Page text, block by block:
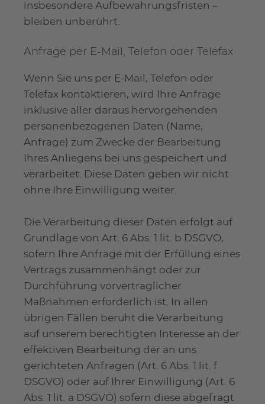
insbesondere Aufbewahrungsfristen –
bleiben unberührt.
Anfrage per E-Mail, Telefon oder Telefax
Wenn Sie uns per E-Mail, Telefon oder
Telefax kontaktieren, wird Ihre Anfrage
inklusive aller daraus hervorgehenden
personenbezogenen Daten (Name,
Anfrage) zum Zwecke der Bearbeitung
Ihres Anliegens bei uns gespeichert und
verarbeitet. Diese Daten geben wir nicht
ohne Ihre Einwilligung weiter.
Die Verarbeitung dieser Daten erfolgt auf
Grundlage von Art. 6 Abs. 1 lit. b DSGVO,
sofern Ihre Anfrage mit der Erfüllung eines
Vertrags zusammenhängt oder zur
Durchführung vorvertraglicher
Maßnahmen erforderlich ist. In allen
übrigen Fällen beruht die Verarbeitung
auf unserem berechtigten Interesse an der
effektiven Bearbeitung der an uns
gerichteten Anfragen (Art. 6 Abs. 1 lit. f
DSGVO) oder auf Ihrer Einwilligung (Art. 6
Abs. 1 lit. a DSGVO) sofern diese abgefragt